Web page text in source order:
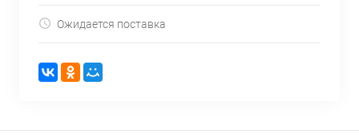
Ожидается поставка